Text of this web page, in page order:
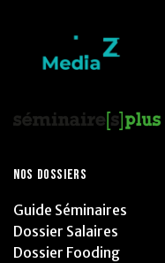
NOS DOSSIERS
Guide Séminaires
Dossier Salaires
Dossier Fooding